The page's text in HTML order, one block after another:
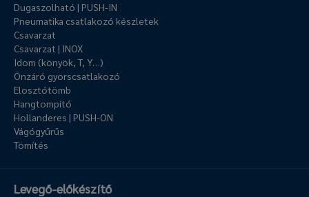
Dugaszolható | PUSH-IN
Pneumatika csatlakozó készletek
Csavarzat
Csavarzat | INOX
Idom (könyök, T, Y…)
Önzáró gyorscsatlakozó
Elosztótömb
Hangtompító
Hollanderes | PUSH-ON
Vágógyűrűs
Tömítés
Levegő-előkészítő